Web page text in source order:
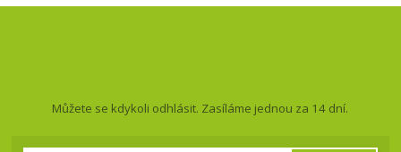
Můžete se kdykoli odhlásit. Zasíláme jednou za 14 dní.